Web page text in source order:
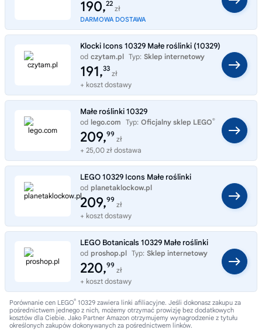
190,22
zł
DARMOWA DOSTAWA
Klocki Icons 10329 Małe roślinki (10329)
od czytam.pl Typ: Sklep internetowy
191,33
zł
+ koszt dostawy
Małe roślinki 10329
od lego.com Typ: Oficjalny sklep LEGO®
209,99
zł
+ 25,00 zł dostawa
LEGO 10329 Icons Małe roślinki
od planetaklockow.pl
Typ: Sklep internetowy
209,99
zł
+ koszt dostawy
LEGO Botanicals 10329 Małe roślinki
od proshop.pl Typ: Sklep internetowy
220,99
zł
+ koszt dostawy
Porównanie cen LEGO® 10329 zawiera linki afiliacyjne. Jeśli dokonasz zakupu za
pośrednictwem jednego z nich, możemy otrzymać prowizję bez dodatkowych
kosztów dla Ciebie. Jako Partner Amazon otrzymujemy wynagrodzenie z tytułu
określonych zakupów dokonywanych za pośrednictwem linków.